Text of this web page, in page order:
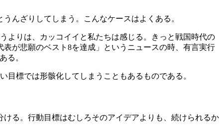
んざりしてしまう。こんなケースはよくある。
りは、カッコイイと私たちは感じる。きっと戦国時代の
が悲願のベスト8を達成」というニュースの時、有言実行
る。
標では形骸化してしまうこともあるものである。
る。行動目標はむしろそのアイデアよりも、続けられるか